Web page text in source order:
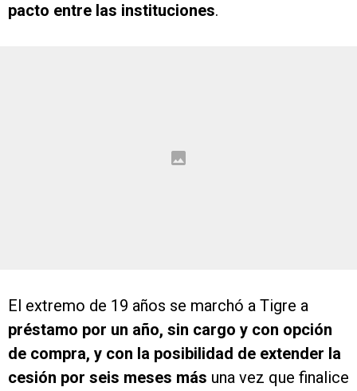
pacto entre las instituciones.
El extremo de 19 años se marchó a Tigre a
préstamo por un año, sin cargo y con opción
de compra, y con la posibilidad de extender la
cesión por seis meses más una vez que finalice